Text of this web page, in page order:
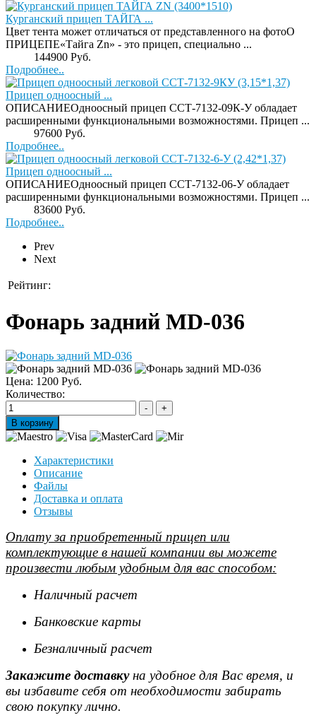
Курганский прицеп ТАЙГА ...
Цвет тента может отличаться от представленного на фотоО
ПРИЦЕПЕ«Тайга Zn» - это прицеп, специально ...
144900 Руб.
Подробнее..
Прицеп одноосный ...
ОПИСАНИЕОдноосный прицеп ССТ-7132-09К-У обладает
расширенными функциональными возможностями. Прицеп ...
97600 Руб.
Подробнее..
Прицеп одноосный ...
ОПИСАНИЕОдноосный прицеп ССТ-7132-06-У обладает
расширенными функциональными возможностями. Прицеп ...
83600 Руб.
Подробнее..
Prev
Next
Рейтинг:
Фонарь задний MD-036
Цена: 1200 Руб.
Количество:
Характеристики
Описание
Файлы
Доставка и оплата
Отзывы
Оплату за приобретенный прицеп или
комплектующие в нашей компании вы можете
произвести любым удобным для вас способом:
Наличный расчет
Банковские карты
Безналичный расчет
Закажите доставкуна удобное для Вас время, и
вы избавите себя от необходимости забирать
свою покупку лично.